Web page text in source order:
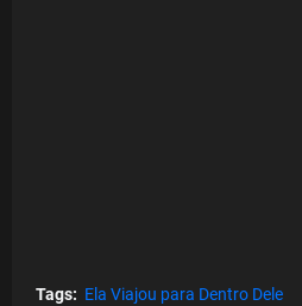
Tags: Ela Viajou para Dentro Dele